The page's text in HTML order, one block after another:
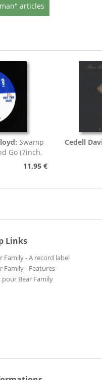
articles
Swamp
Go (7inch,
11,95 €
Cedell
Links
Family - A record label
Family - Features
pour Bear Family